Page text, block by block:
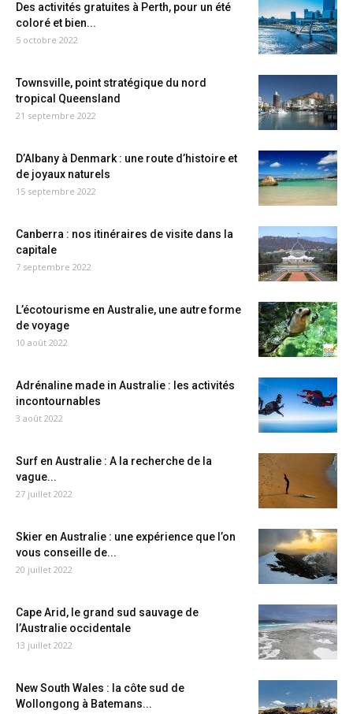
Des activités gratuites à Perth, pour un été
coloré et bien...
5 octobre 2022
Townsville, point stratégique du nord
tropical Queensland
21 septembre 2022
D’Albany à Denmark : une route d’histoire et
de joyaux naturels
15 septembre 2022
Canberra : nos itinéraires de visite dans la
capitale
7 septembre 2022
L’écotourisme en Australie, une autre forme
de voyage
10 août 2022
Adrénaline made in Australie : les activités
incontournables
3 août 2022
Surf en Australie : A la recherche de la
vague...
27 juillet 2022
Skier en Australie : une expérience que l’on
vous conseille de...
20 juillet 2022
Cape Arid, le grand sud sauvage de
l’Australie occidentale
13 juillet 2022
New South Wales : la côte sud de
Wollongong à Batemans...